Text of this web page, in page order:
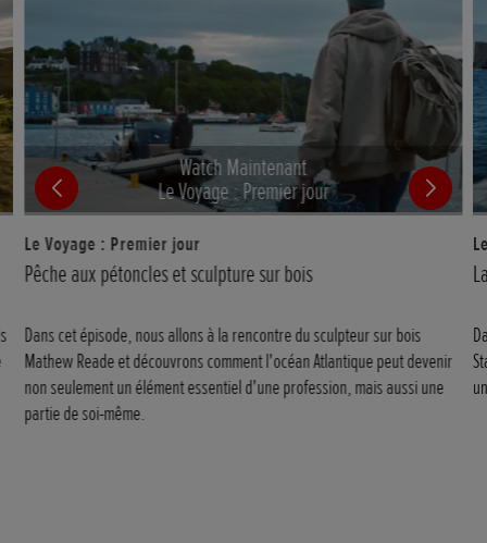
Watch Maintenant
Le Voyage : Premier jour
Le Voyage : Premier jour
Pêche aux pétoncles et sculpture sur bois
Dans cet épisode, nous allons à la rencontre du sculpteur sur bois
Mathew Reade et découvrons comment l'océan Atlantique peut devenir
non seulement un élément essentiel d'une profession, mais aussi une
partie de soi-même.​